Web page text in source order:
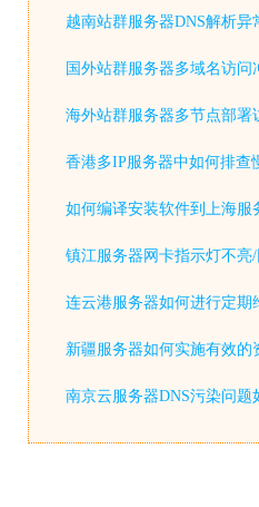
越南站群服务器DNS解析异
国外站群服务器多域名访问
海外站群服务器多节点部署
香港多IP服务器中如何排查
如何编译安装软件到上海服
镇江服务器网卡指示灯不亮
连云港服务器如何进行定期
新疆服务器如何实施有效的
南京云服务器DNS污染问题